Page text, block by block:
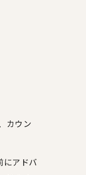
カウン
にアドバ